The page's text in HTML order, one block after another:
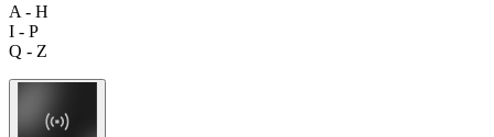
A - H
I - P
Q - Z